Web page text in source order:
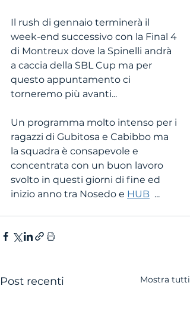
Il rush di gennaio terminerà il
week-end successivo con la Final 4
di Montreux dove la Spinelli andrà
a caccia della SBL Cup ma per
questo appuntamento ci
torneremo più avanti...
Un programma molto intenso per i
ragazzi di Gubitosa e Cabibbo ma
la squadra è consapevole e
concentrata con un buon lavoro
svolto in questi giorni di fine ed
inizio anno tra Nosedo e HUB
  ...
Post recenti Mostra tutti